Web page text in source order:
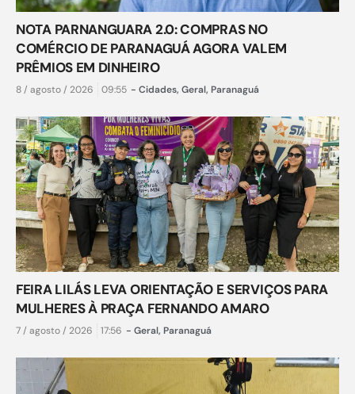
NOTA PARNANGUARA 2.0: COMPRAS NO
COMÉRCIO DE PARANAGUÁ AGORA VALEM
PRÊMIOS EM DINHEIRO
8 / agosto / 2026 09:55 - Cidades, Geral, Paranaguá
FEIRA LILÁS LEVA ORIENTAÇÃO E SERVIÇOS PARA
MULHERES À PRAÇA FERNANDO AMARO
7 / agosto / 2026 17:56 - Geral, Paranaguá